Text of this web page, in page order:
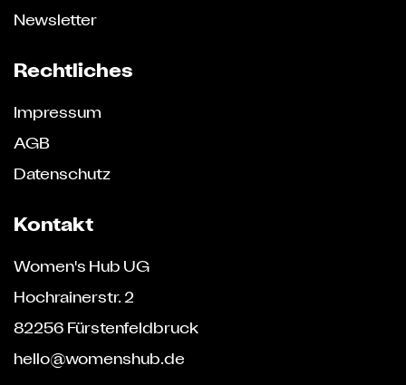
Newsletter
Rechtliches
Impressum
AGB
Datenschutz
Kontakt
Women's Hub UG
Hochrainerstr. 2
82256 Fürstenfeldbruck
hello@womenshub.de